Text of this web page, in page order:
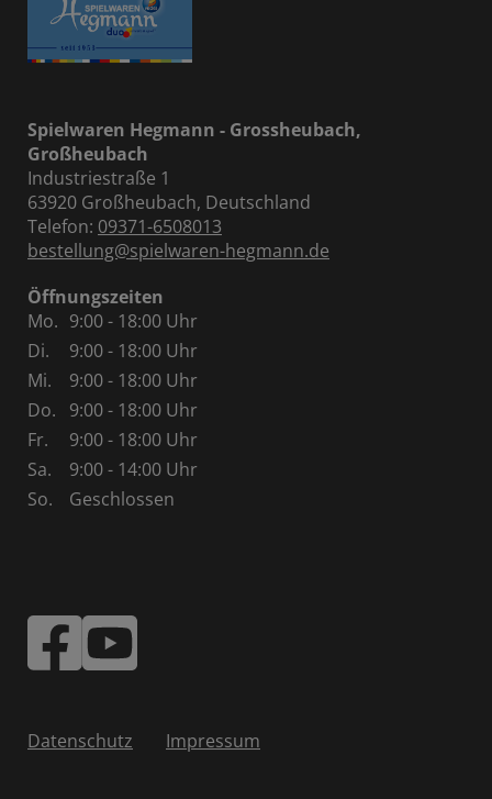
Spielwaren Hegmann - Grossheubach,
Großheubach
Industriestraße 1
63920 Großheubach, Deutschland
Telefon: 09371-6508013
bestellung@spielwaren-hegmann.de
Öffnungszeiten
Mo. 9:00 - 18:00 Uhr
Di.
9:00 - 18:00 Uhr
Mi.
9:00 - 18:00 Uhr
Do.
9:00 - 18:00 Uhr
Fr.
9:00 - 18:00 Uhr
Sa.
9:00 - 14:00 Uhr
So.
Geschlossen
Datenschutz Impressum